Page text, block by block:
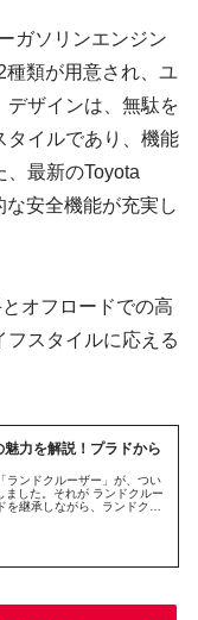
ガソリンエンジン
種類が用意され、ユ
デザインは、無駄を
タイルであり、機能
最新のToyota
安全機能が充実し
オフロードでの高
フスタイルに応える
力を解説！プラドから
ランドクルーザー」が、つい
ました。それが ランドクルー
継承しながら、ランドクル